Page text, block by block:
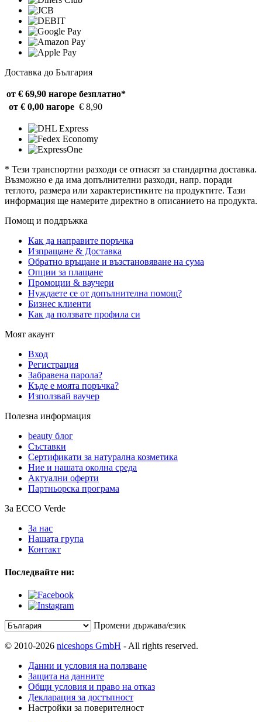
Доставка до България
от € 69,90 нагоре безплатно*
от € 0,00 нагоре € 8,90
* Тези транспортни разходи се отнасят за стандартна доставка.
Възможно е да има допълнителни разходи, напр. поради
теглото, размера или характеристиките на продуктите. Тази
информация ще намерите директно в описанието на продукта.
Помощ и поддръжка
Как да направите поръчка
Изпращане & Доставка
Обратно връщане и възстановяване на сума
Опции за плащане
Промоции & ваучери
Нуждаете се от допълнителна помощ?
Бизнес клиенти
Как да ползвате профила си
Моят акаунт
Вход
Регистрация
Забравена парола?
Къде е моята поръчка?
Използвай ваучер
Полезна информация
beauty блог
Съставки
Сертификати за натурална козметика
Ние и нашата околна среда
Актуални оферти
Партньорска програма
За ECCO Verde
За нас
Нашата група
Контакт
Последвайте ни:
Промени държава/език
© 2010-2026 niceshops GmbH - All rights reserved.
Данни и условия на ползване
Защита на данните
Общи условия и право на отказ
Декларация за достъпност
Настройки за поверителност